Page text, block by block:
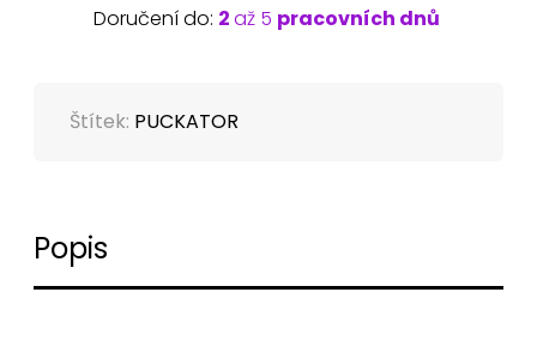
Doručení do: 2až 5 pracovních dnů
Štítek: PUCKATOR
Popis